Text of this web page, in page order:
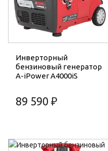
Инверторный
бензиновый генератор
A-iPower A4000iS
89 590 ₽